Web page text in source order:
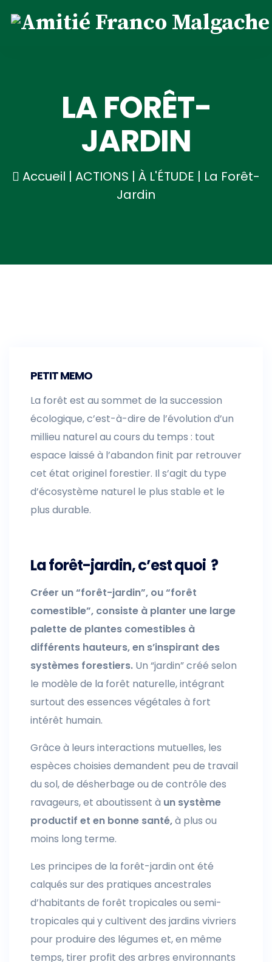
LA FORÊT-
JARDIN
Accueil | ACTIONS | À L'ÉTUDE | La Forêt-
Jardin
PETIT MEMO
La forêt est au sommet de la succession
écologique, c’est-à-dire de l’évolution d’un
millieu naturel au cours du temps : tout
espace laissé à l’abandon finit par retrouver
cet état originel forestier. Il s’agit du type
d’écosystème naturel le plus stable et le
plus durable.
La forêt-jardin, c’est quoi ?
Créer un “forêt-jardin”, ou “forêt
comestible”, consiste à planter une large
palette de plantes comestibles à
différents hauteurs, en s’inspirant des
systèmes forestiers. Un “jardin” créé selon
le modèle de la forêt naturelle, intégrant
surtout des essences végétales à fort
intérêt humain.
Grâce à leurs interactions mutuelles, les
espèces choisies demandent peu de travail
du sol, de désherbage ou de contrôle des
ravageurs, et aboutissent à un système
productif et en bonne santé,à plus ou
moins long terme.
Les principes de la forêt-jardin ont été
calqués sur des pratiques ancestrales
d’habitants de forêt tropicales ou semi-
tropicales qui y cultivent des jardins vivriers
pour produire des légumes et, en même
temps, tirer profit des arbres environnants